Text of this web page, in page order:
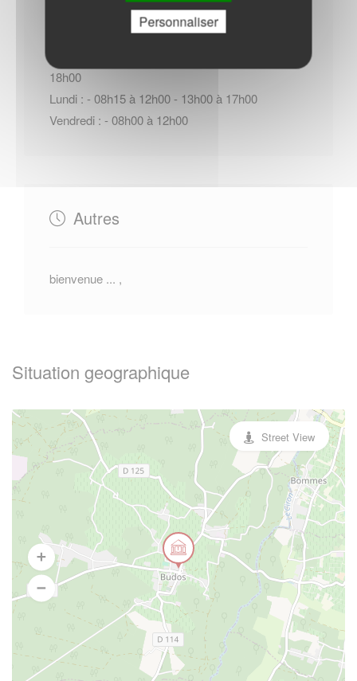
18h00
Lundi : - 08h15 à 12h00 - 13h00 à 17h00
Vendredi : - 08h00 à 12h00
Autres
bienvenue ... ,
Situation geographique
Street View
Personnaliser